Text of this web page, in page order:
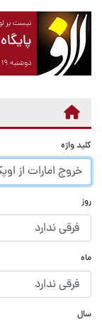
نیست بر
دوشنبه ۱۹ مرداد ۱۴۰۵ برابر با ۱۰ آگوست ۲۰۲۶
کلید واژه
روز
ماه
سال